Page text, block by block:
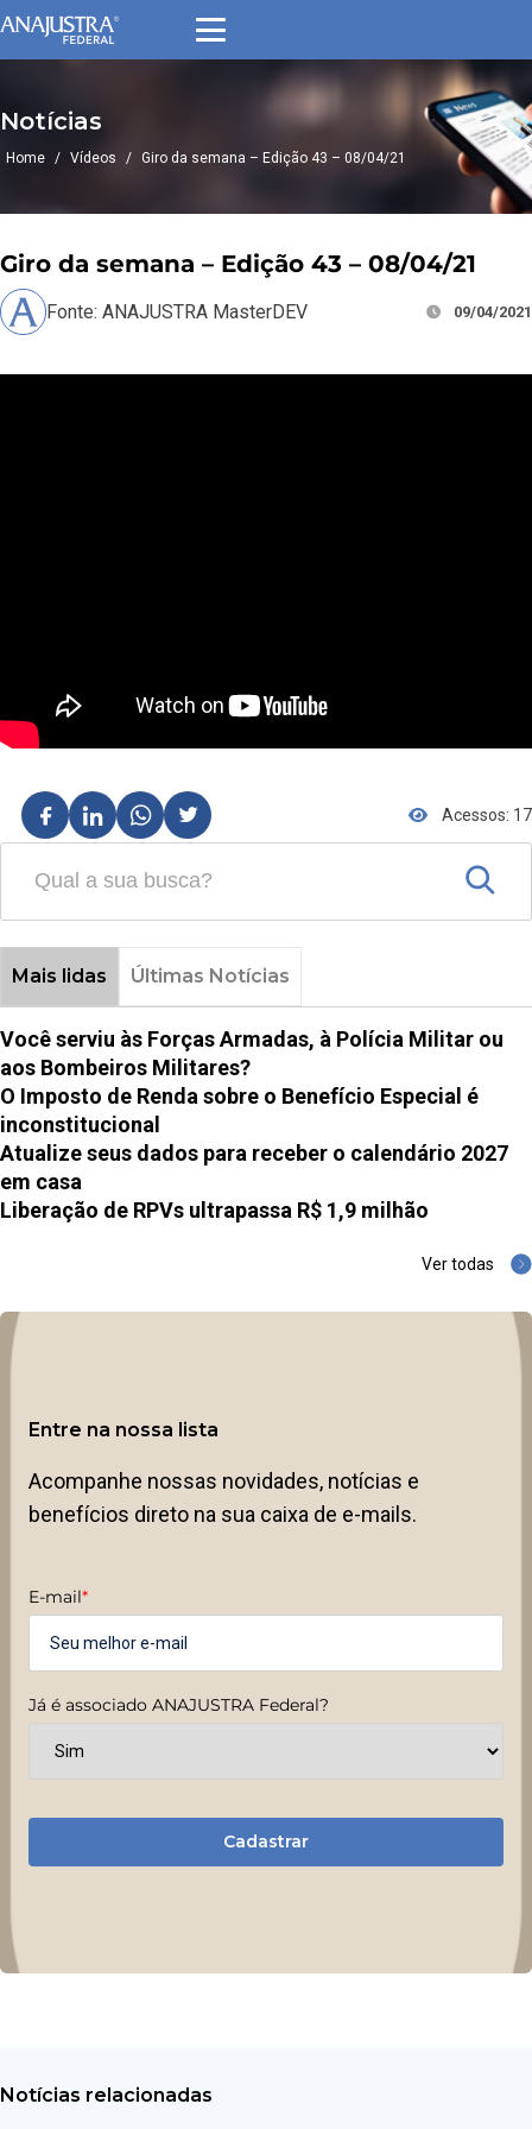
Notícias
Home / Vídeos / Giro da semana – Edição 43 – 08/04/21
Giro da semana – Edição 43 – 08/04/21
Fonte: ANAJUSTRA MasterDEV 09/04/2021
Acessos: 17
Mais lidas Últimas Notícias
Você serviu às Forças Armadas, à Polícia Militar ou
aos Bombeiros Militares?
O Imposto de Renda sobre o Benefício Especial é
inconstitucional
Atualize seus dados para receber o calendário 2027
em casa
Liberação de RPVs ultrapassa R$ 1,9 milhão
Ver todas
Entre na nossa lista
Acompanhe nossas novidades, notícias e
benefícios direto na sua caixa de e-mails.
E-mail*
Já é associado ANAJUSTRA Federal?
Cadastrar
Notícias relacionadas